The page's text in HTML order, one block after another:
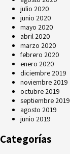
julio 2020
junio 2020
mayo 2020
abril 2020
marzo 2020
febrero 2020
enero 2020
diciembre 2019
noviembre 2019
octubre 2019
septiembre 2019
agosto 2019
junio 2019
Categorías